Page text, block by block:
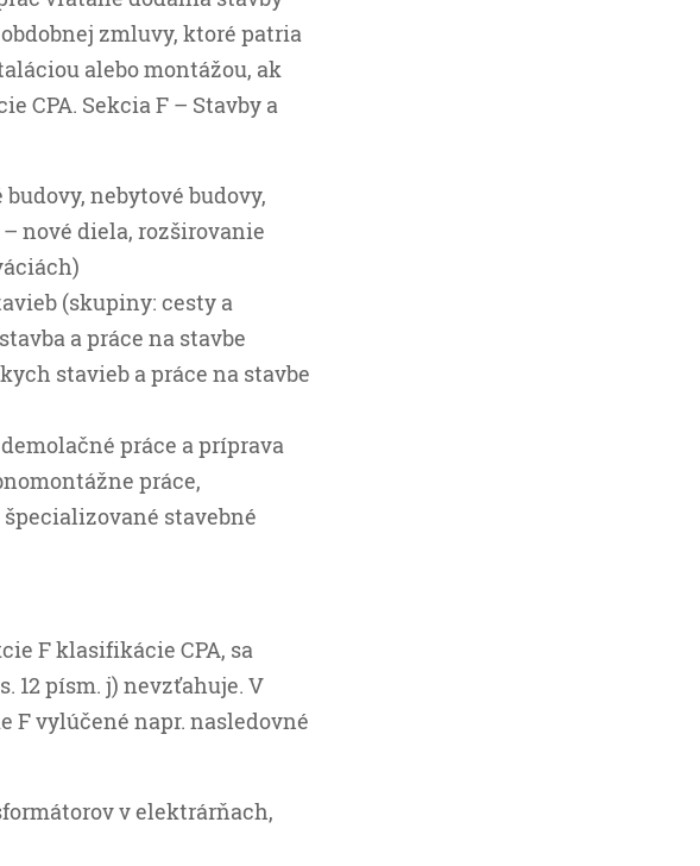
zmluvy, ktoré patria
alebo montážou, ak
CPA. Sekcia F – Stavby a
nebytové budovy,
nové diela, rozširovanie
(skupiny: cesty a
a práce na stavbe
stavieb a práce na stavbe
práce a príprava
práce,
stavebné
F klasifikácie CPA, sa
12 písm. j) nevzťahuje. V
F vylúčené napr. nasledovné
v elektrárňach,